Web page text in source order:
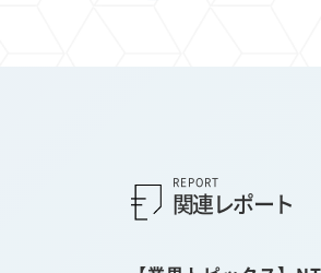
REPORT
関連レポート